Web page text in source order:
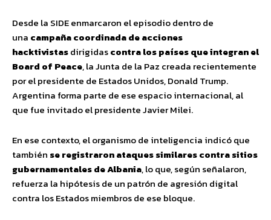
Desde la SIDE enmarcaron el episodio dentro de
una campaña coordinada de acciones
hacktivistasdirigidascontra los países que integran el
Board of Peace, la Junta de la Paz creada recientemente
por el presidente de Estados Unidos, Donald Trump.
Argentina forma parte de ese espacio internacional, al
que fue invitado el presidente Javier Milei.
En ese contexto, el organismo de inteligencia indicó que
también se registraron ataques similares contra sitios
gubernamentales de Albania, lo que, según señalaron,
refuerza la hipótesis de un patrón de agresión digital
contra los Estados miembros de ese bloque.